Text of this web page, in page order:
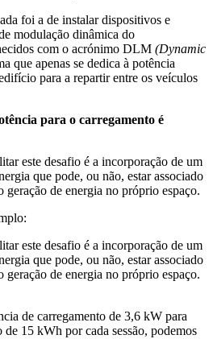
foi a de instalar dispositivos e
modulação dinâmica do
com o acrónimo DLM (Dynamic
que apenas se dedica à potência
para a repartir entre os veículos
para o carregamento é
este desafio é a incorporação de um
que pode, ou não, estar associado
geração de energia no próprio espaço.
este desafio é a incorporação de um
que pode, ou não, estar associado
geração de energia no próprio espaço.
de carregamento de 3,6 kW para
15 kWh por cada sessão, podemos